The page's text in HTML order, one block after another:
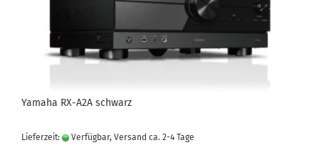
Yamaha RX-A2A schwarz
Lieferzeit: Verfügbar, Versand ca. 2-4 Tage